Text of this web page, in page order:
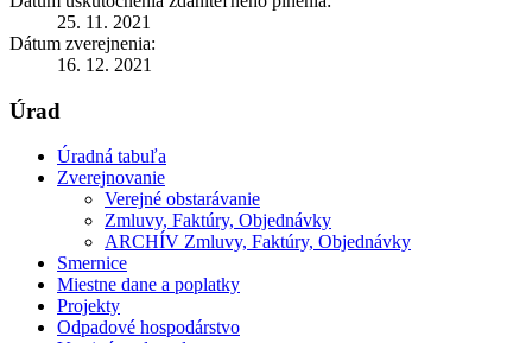
25. 11. 2021
Dátum zverejnenia:
16. 12. 2021
Úrad
Úradná tabuľa
Zverejnovanie
Verejné obstarávanie
Zmluvy, Faktúry, Objednávky
ARCHÍV Zmluvy, Faktúry, Objednávky
Smernice
Miestne dane a poplatky
Projekty
Odpadové hospodárstvo